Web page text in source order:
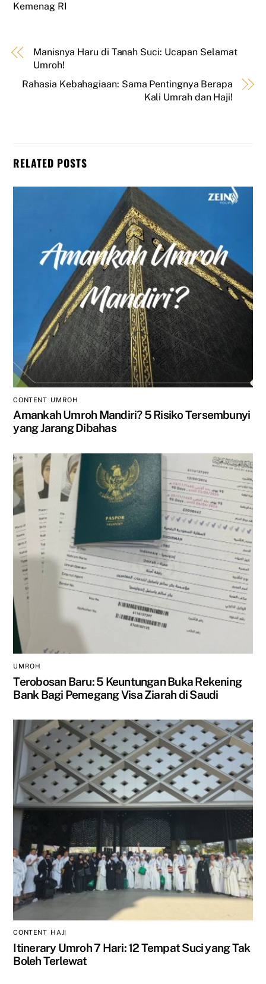
Kemenag RI
Manisnya Haru di Tanah Suci: Ucapan Selamat
Umroh!
Rahasia Kebahagiaan: Sama Pentingnya Berapa
Kali Umrah dan Haji!
RELATED POSTS
CONTENT, UMROH
Amankah Umroh Mandiri? 5 Risiko Tersembunyi
yang Jarang Dibahas
UMROH
Terobosan Baru: 5 Keuntungan Buka Rekening
Bank Bagi Pemegang Visa Ziarah di Saudi
CONTENT, HAJI
Itinerary Umroh 7 Hari: 12 Tempat Suci yang Tak
Boleh Terlewat